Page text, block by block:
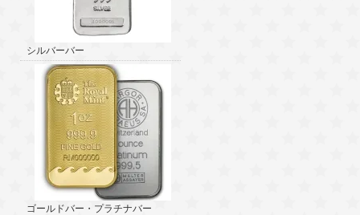
シルバーバー
ゴールドバー・プラチナバー